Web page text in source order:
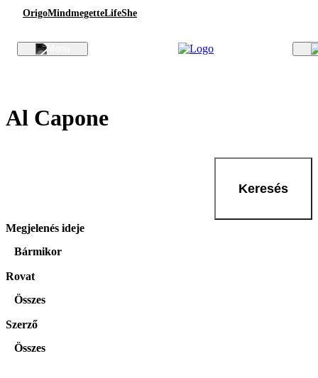
OrigoMindmegetteLifeShe
Al Capone
Keresés
Megjelenés ideje
Bármikor
Rovat
Összes
Szerző
Összes